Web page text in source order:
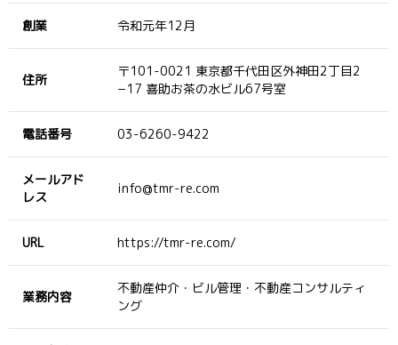
創業 令和元年12月
住所
〒101-0021 東京都千代田区外神田2丁目2
−17 喜助お茶の水ビル67号室
電話番号 03-6260-9422
メールアド
レス
info@tmr-re.com
URL https://tmr-re.com/
業務内容
不動産仲介・ビル管理・不動産コンサルティ
ング